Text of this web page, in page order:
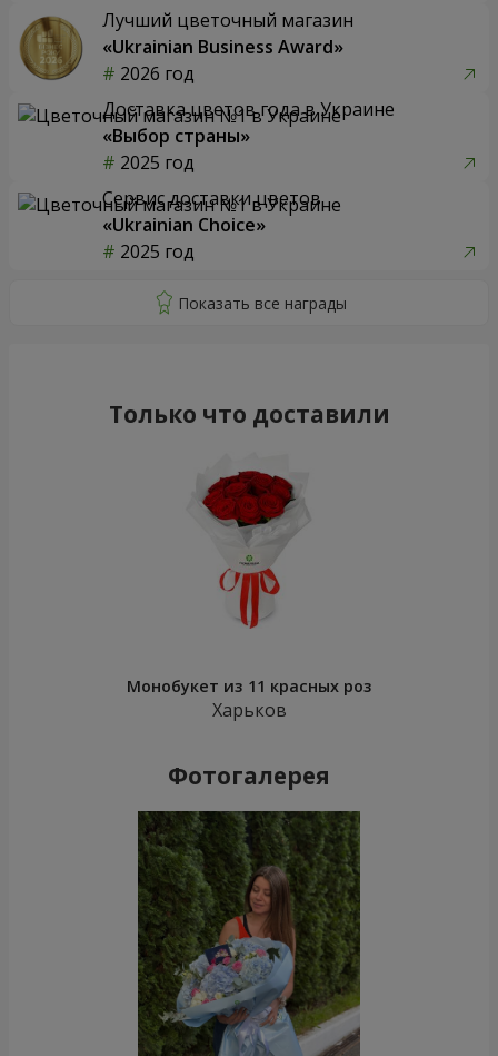
Лучший цветочный магазин
«Ukrainian Business Award»
2026 год
Доставка цветов года в Украине
«Выбор страны»
2025 год
Сервис доставки цветов
«Ukrainian Choice»
2025 год
Только что доставили
Монобукет из 11 красных роз
Харьков
Фотогалерея